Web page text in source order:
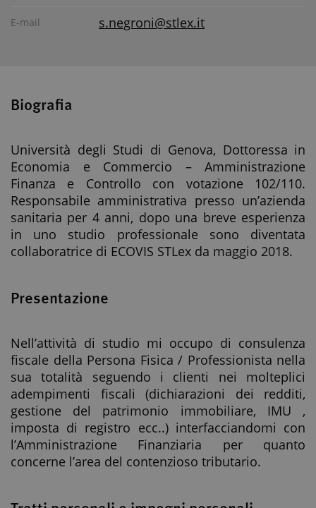
E-mail s.negroni@stlex.it
Biografia
Università degli Studi di Genova, Dottoressa in
Economia e Commercio – Amministrazione
Finanza e Controllo con votazione 102/110.
Responsabile amministrativa presso un’azienda
sanitaria per 4 anni, dopo una breve esperienza
in uno studio professionale sono diventata
collaboratrice di ECOVIS STLex da maggio 2018.
Presentazione
Nell’attività di studio mi occupo di consulenza
fiscale della Persona Fisica / Professionista nella
sua totalità seguendo i clienti nei molteplici
adempimenti fiscali (dichiarazioni dei redditi,
gestione del patrimonio immobiliare, IMU ,
imposta di registro ecc..) interfacciandomi con
l’Amministrazione Finanziaria per quanto
concerne l’area del contenzioso tributario.